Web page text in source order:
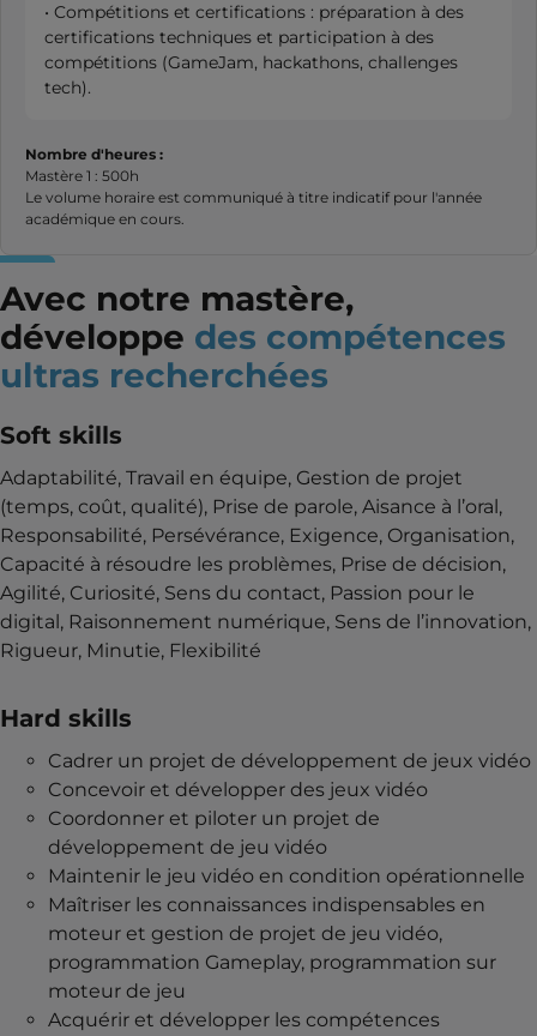
• Compétitions et certifications : préparation à des
certifications techniques et participation à des
compétitions (GameJam, hackathons, challenges
tech).
Nombre d'heures :
Mastère 1 : 500h
Le volume horaire est communiqué à titre indicatif pour l'année
académique en cours.
Avec notre mastère,
développe des compétences
ultras recherchées
Soft skills
Adaptabilité, Travail en équipe, Gestion de projet
(temps, coût, qualité), Prise de parole, Aisance à l’oral,
Responsabilité, Persévérance, Exigence, Organisation,
Capacité à résoudre les problèmes, Prise de décision,
Agilité, Curiosité, Sens du contact, Passion pour le
digital, Raisonnement numérique, Sens de l’innovation,
Rigueur, Minutie, Flexibilité
Hard skills
Cadrer un projet de développement de jeux vidéo
Concevoir et développer des jeux vidéo
Coordonner et piloter un projet de
développement de jeu vidéo
Maintenir le jeu vidéo en condition opérationnelle
Maîtriser les connaissances indispensables en
moteur et gestion de projet de jeu vidéo,
programmation Gameplay, programmation sur
moteur de jeu
Acquérir et développer les compétences